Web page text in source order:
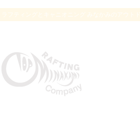
ラフティングとキャニオニング みなかみのアウト